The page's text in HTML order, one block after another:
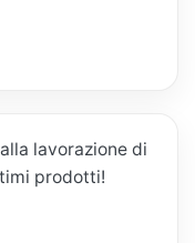
lavorazione di
prodotti!